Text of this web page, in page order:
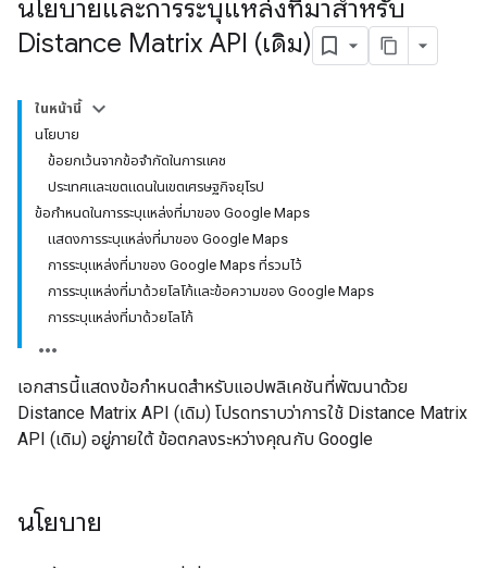
นโยบายและการระบุแหล่งที่มาสำหรับ
Distance Matrix API (เดิม)
ในหน้านี้
นโยบาย
ข้อยกเว้นจากข้อจำกัดในการแคช
ประเทศและเขตแดนในเขตเศรษฐกิจยุโรป
ข้อกำหนดในการระบุแหล่งที่มาของ Google Maps
แสดงการระบุแหล่งที่มาของ Google Maps
การระบุแหล่งที่มาของ Google Maps ที่รวมไว้
การระบุแหล่งที่มาด้วยโลโก้และข้อความของ Google Maps
การระบุแหล่งที่มาด้วยโลโก้
เอกสารนี้แสดงข้อกำหนดสำหรับแอปพลิเคชันที่พัฒนาด้วย
Distance Matrix API (เดิม) โปรดทราบว่าการใช้ Distance Matrix
API (เดิม) อยู่ภายใต้ ข้อตกลงระหว่างคุณกับ Google
นโยบาย